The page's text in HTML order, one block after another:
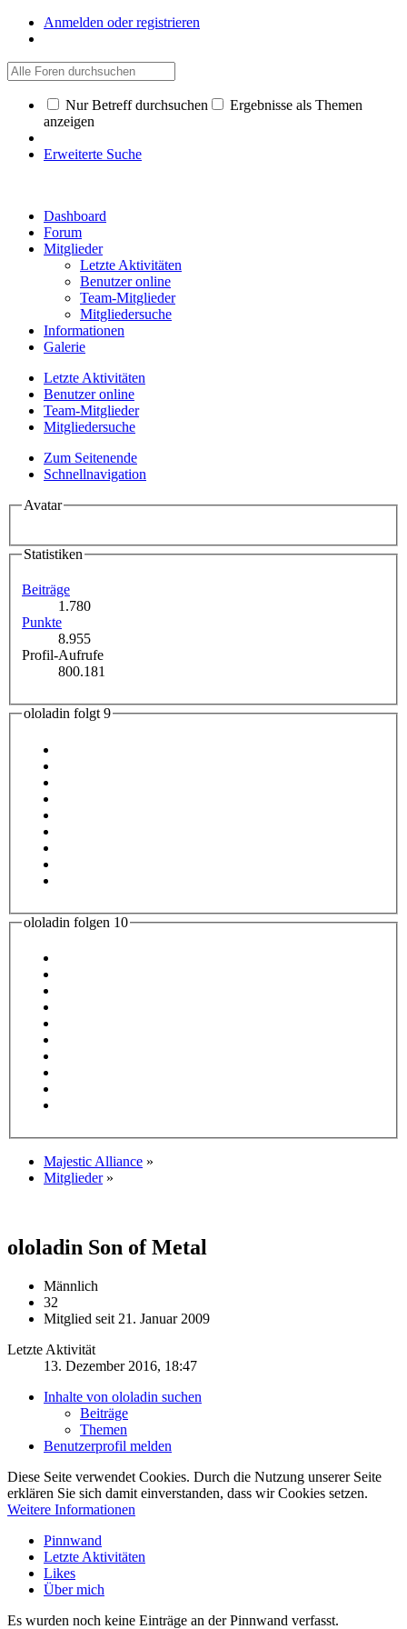
Anmelden oder registrieren
Nur Betreff durchsuchen
Ergebnisse als Themen
anzeigen
Erweiterte Suche
Dashboard
Forum
Mitglieder
Letzte Aktivitäten
Benutzer online
Team-Mitglieder
Mitgliedersuche
Informationen
Galerie
Letzte Aktivitäten
Benutzer online
Team-Mitglieder
Mitgliedersuche
Zum Seitenende
Schnellnavigation
Avatar
Statistiken
Beiträge
1.780
Punkte
8.955
Profil-Aufrufe
800.181
ololadin folgt 9
ololadin folgen 10
Majestic Alliance »
Mitglieder »
ololadin Son of Metal
Männlich
32
Mitglied seit 21. Januar 2009
Letzte Aktivität
13. Dezember 2016, 18:47
Inhalte von ololadin suchen
Beiträge
Themen
Benutzerprofil melden
Diese Seite verwendet Cookies. Durch die Nutzung unserer Seite
erklären Sie sich damit einverstanden, dass wir Cookies setzen.
Weitere Informationen
Pinnwand
Letzte Aktivitäten
Likes
Über mich
Es wurden noch keine Einträge an der Pinnwand verfasst.